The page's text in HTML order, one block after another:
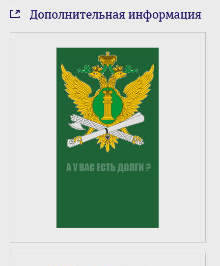
Дополнительная информация